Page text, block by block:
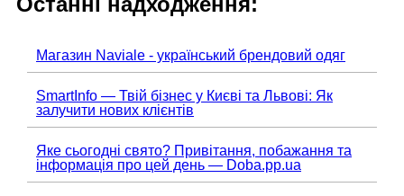
Магазин Naviale - український брендовий одяг
SmartInfo — Твій бізнес у Києві та Львові: Як
залучити нових клієнтів
Яке сьогодні свято? Привітання, побажання та
інформація про цей день — Doba.pp.ua